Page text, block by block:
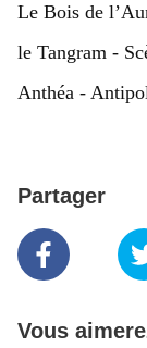
Le Bois de
le Tangram -
Anthéa -
Partager
Vous